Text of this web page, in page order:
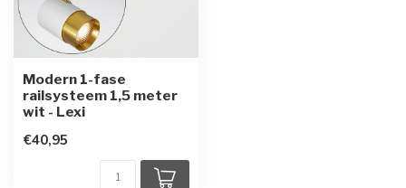
Modern 1-fase
railsysteem 1,5 meter
wit - Lexi
€40,95